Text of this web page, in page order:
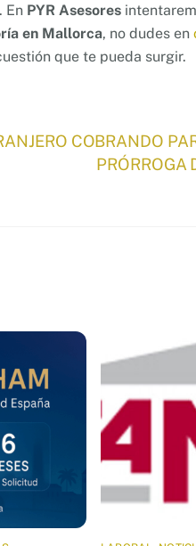
En PYR Asesores
en Mallorca, no dudes en
que te pueda surgir.
COBRANDO
PRÓRROGA